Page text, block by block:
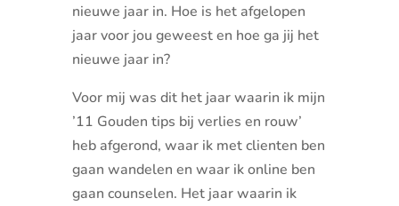
nieuwe jaar in. Hoe is het afgelopen
jaar voor jou geweest en hoe ga jij het
nieuwe jaar in?
Voor mij was dit het jaar waarin ik mijn
’11 Gouden tips bij verlies en rouw’
heb afgerond, waar ik met clienten ben
gaan wandelen en waar ik online ben
gaan counselen. Het jaar waarin ik